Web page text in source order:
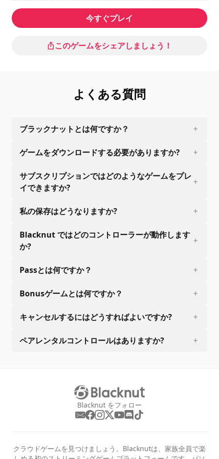
今すぐプレイ
このゲームをシェアしましょう！
よくある質問
ブラックナットとは何ですか？
ゲームをダウンロードする必要がありますか?
サブスクリプションではどのようなゲームをプレ
イできますか?
私の保存はどうなりますか?
Blacknut ではどのコントローラーが動作します
か?
Passとは何ですか？
Bonusゲームとは何ですか？
キャンセルするにはどうすればよいですか?
ペアレンタルコントロールはありますか?
Blacknut をフォロー
クラウドゲームを見つけましょう。Blacknutは、家族全員で楽